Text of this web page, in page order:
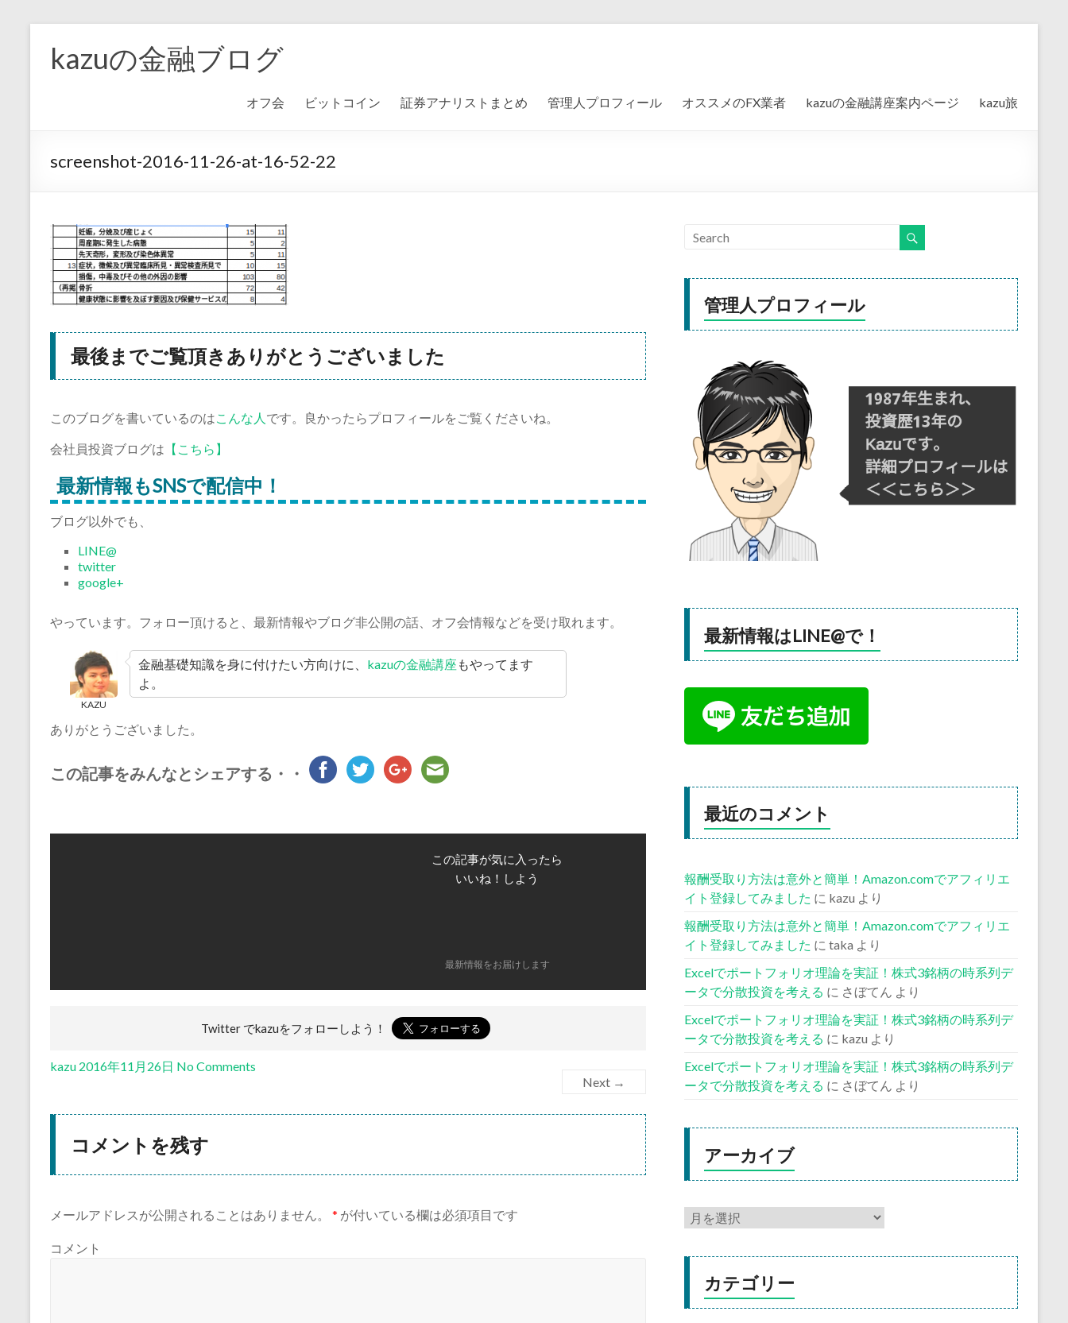
kazuの金融ブログ
オフ会 ビットコイン 証券アナリストまとめ 管理人プロフィール オススメのFX業者 kazuの金融講座案内ページ kazu旅
screenshot-2016-11-26-at-16-52-22
最後までご覧頂きありがとうございました
このブログを書いているのはこんな人 です。良かったらプロフィールをご覧くださいね。
会社員投資ブログは 【こちら】
最新情報もSNSで配信中！
ブログ以外でも、
LINE@
twitter
google+
やっています。フォロー頂けると、最新情報やブログ非公開の話、オフ会情報などを受け取れます。
KAZU
金融基礎知識を身に付けたい方向けに、 kazuの金融講座 もやってます
よ。
ありがとうございました。
この記事をみんなとシェアする・・
この記事が気に入ったら
いいね！しよう
最新情報をお届けします
Twitter でkazuをフォローしよう！
kazu 2016年11月26日 No Comments
Next →
コメントを残す
メールアドレスが公開されることはありません。 * が付いている欄は必須項目です
コメント
管理人プロフィール
最新情報はLINE@で！
最近のコメント
報酬受取り方法は意外と簡単！Amazon.comでアフィリエ
イト登録してみました に kazu より
報酬受取り方法は意外と簡単！Amazon.comでアフィリエ
イト登録してみました に taka より
Excelでポートフォリオ理論を実証！株式3銘柄の時系列デ
ータで分散投資を考える に さぼてん より
Excelでポートフォリオ理論を実証！株式3銘柄の時系列デ
ータで分散投資を考える に kazu より
Excelでポートフォリオ理論を実証！株式3銘柄の時系列デ
ータで分散投資を考える に さぼてん より
アーカイブ
カテゴリー